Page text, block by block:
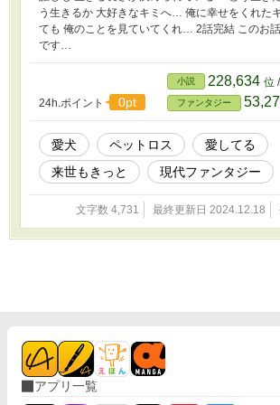
う生きるか 大好きなキミへ… 俺に幸せをくれた
ても 俺のことを見ていてくれ… 2話完結 このお
です…
24h.ポイント 0pt
小説 228,634 位
ファンタジー
愛犬 ペットロス
愛してる
来世もきっと
現代ファンタジー
文字数 4,731 最終更新日 2024.12.18
アプリ一覧